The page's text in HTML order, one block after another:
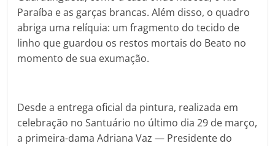
Paraíba e as garças brancas. Além disso, o quadro
abriga uma relíquia: um fragmento do tecido de
linho que guardou os restos mortais do Beato no
momento de sua exumação.
Desde a entrega oficial da pintura, realizada em
celebração no Santuário no último dia 29 de março,
a primeira-dama Adriana Vaz — Presidente do